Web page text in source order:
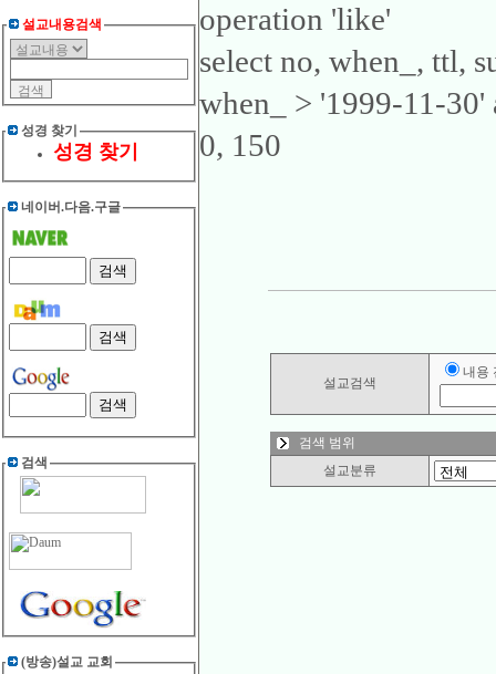
설교내용검색
성경 찾기
성경 찾기
네이버.다음.구글
검색
(방송)설교 교회
operation 'like'
select no, when_, ttl,
when_ > '1999-11-
0, 150
설교검색
내용
검색 범위
설교분류